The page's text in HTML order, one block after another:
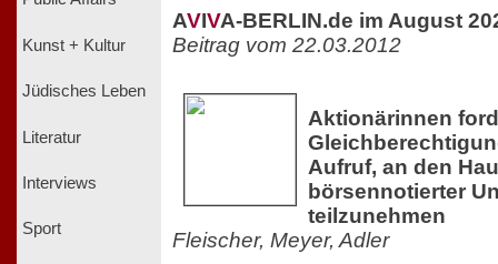
Kunst + Kultur
Jüdisches Leben
Literatur
Interviews
Sport
AVIVA-BERLIN.de im August
Beitrag vom 22.03.2012
Aktionärinnen
Aufruf, an den
börsennotierter
teilzunehmen
Fleischer, Meyer, Adler